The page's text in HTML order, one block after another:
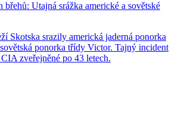
Utajná srážka americké a sovětské
Skotska srazily americká jaderná ponorka
ponorka třídy Victor. Tajný incident
zveřejněné po 43 letech.